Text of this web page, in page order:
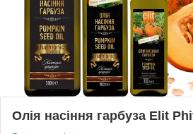
Олія насіння гарбуза Elit